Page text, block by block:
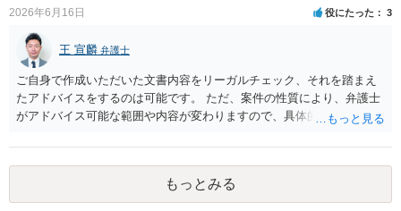
2026年6月16日 役にたった 3
王 宣麟 弁護士
ご自身で作成いただいた文書内容をリーガルチェック、それを踏まえ
たアドバイスをするのは可能です。 ただ、案件の性質により、弁護士
がアドバイス可能な範囲や内容が変わりますので、具体的な状況と共
す）。
もっとみる